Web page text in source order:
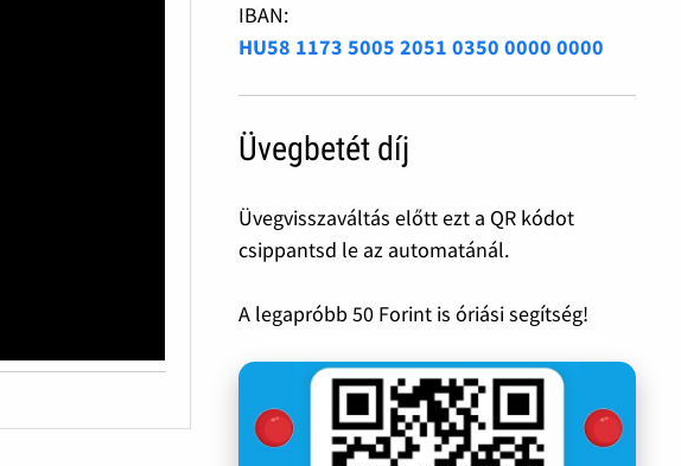
IBAN:
HU58 1173 5005 2051 0350 0000 0000
Üvegbetét díj
Üvegvisszaváltás előtt ezt a QR kódot
csippantsd le az automatánál.
A legapróbb 50 Forint is óriási segítség!